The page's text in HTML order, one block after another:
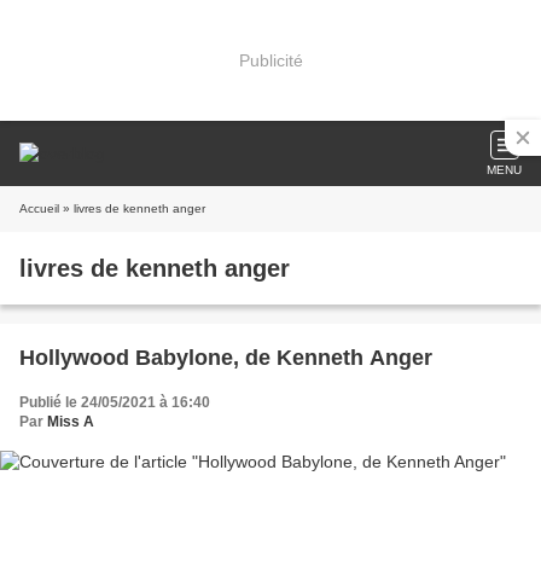
Publicité
MENU
Accueil » livres de kenneth anger
livres de kenneth anger
Hollywood Babylone, de Kenneth Anger
Publié le 24/05/2021 à 16:40
Par Miss A